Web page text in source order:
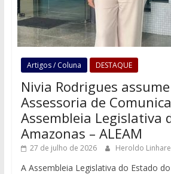
Artigos / Coluna DESTAQUE
Nivia Rodrigues
Assessoria de
Assembleia Legislativa
Amazonas – ALEAM
27 de julho de 2026 Heroldo
A Assembleia Legislativa do Estado